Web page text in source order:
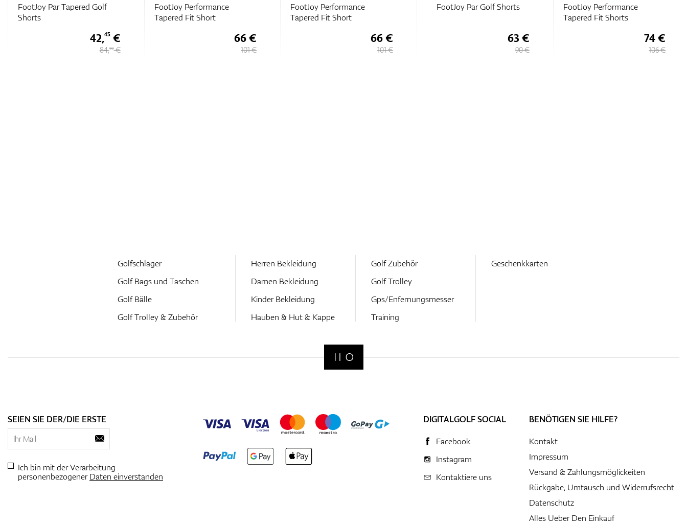
FootJoy Par Tapered Golf
Shorts
42,45€
84,90€
FootJoy Performance
Tapered Fit Short
66 €
101 €
FootJoy Performance
Tapered Fit Short
66 €
101 €
FootJoy Par Golf Shorts
63 €
90 €
FootJoy Performance
Tapered Fit Shorts
74 €
106 €
Golfschlager
Golf Bags und Taschen
Golf Bälle
Golf Trolley & Zubehör
Herren Bekleidung
Damen Bekleidung
Kinder Bekleidung
Hauben & Hut & Kappe
Golf Zubehör
Golf Trolley
Gps/Enfernungsmesser
Training
Geschenkkarten
SEIEN SIE DER/DIE ERSTE
Ich bin mit der Verarbeitung
personenbezogenerDaten einverstanden
DIGITALGOLF SOCIAL
Facebook
Instagram
Kontaktiere uns
BENÖTIGEN SIE HILFE?
Kontakt
Impressum
Versand & Zahlungsmöglickeiten
Rückgabe, Umtausch und Widerrufsrecht
Datenschutz
Alles Ueber Den Einkauf